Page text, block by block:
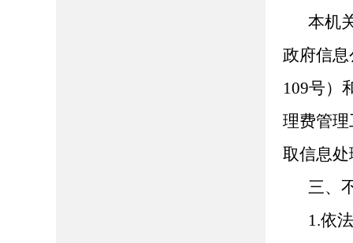
本机
政府信
109号）
理费管
取信息
三、
1.依